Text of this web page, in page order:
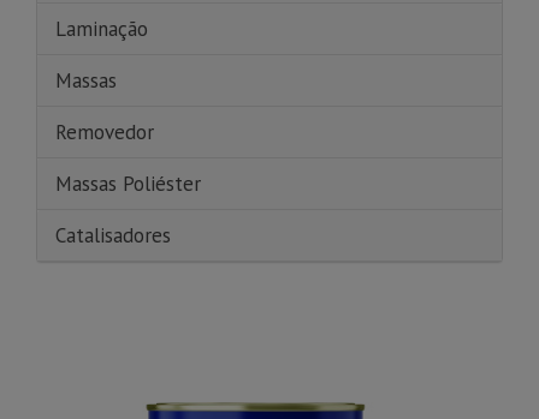
Laminação
Massas
Removedor
Massas Poliéster
Catalisadores